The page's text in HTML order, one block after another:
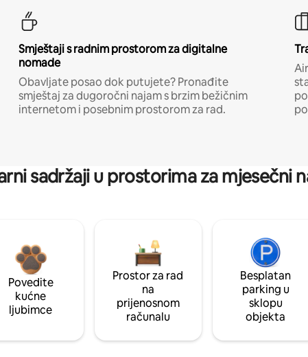
Smještaji s radnim prostorom za digitalne
nomade
Obavljate posao dok putujete? Pronađite
smještaj za dugoročni najam s brzim bežičnim
internetom i posebnim prostorom za rad.
sadržaji u prostorima za mjesečni
Povedite
kućne
ljubimce
Prostor za rad
na
prijenosnom
računalu
Besplatan
parking u
sklopu
objekta